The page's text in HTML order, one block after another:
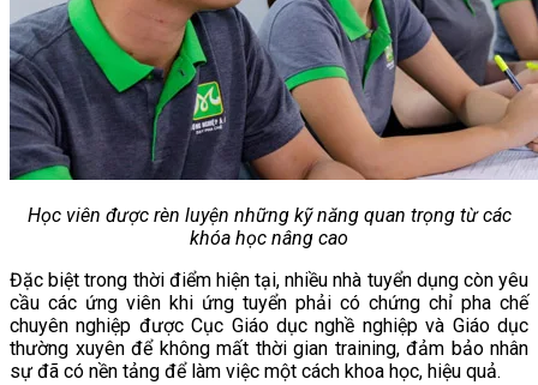
Học viên được rèn luyện những kỹ năng quan trọng từ các
khóa học nâng cao
Đặc biệt trong thời điểm hiện tại, nhiều nhà tuyển dụng còn yêu
cầu các ứng viên khi ứng tuyển phải có chứng chỉ pha chế
chuyên nghiệp được Cục Giáo dục nghề nghiệp và Giáo dục
thường xuyên để không mất thời gian training, đảm bảo nhân
sự đã có nền tảng để làm việc một cách khoa học, hiệu quả.